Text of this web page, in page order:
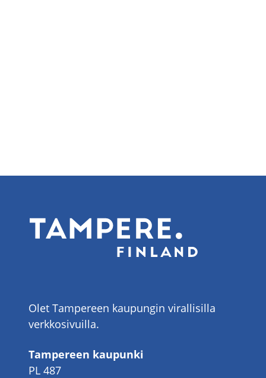
Olet Tampereen kaupungin virallisilla
verkkosivuilla.
Tampereen kaupunki
PL 487